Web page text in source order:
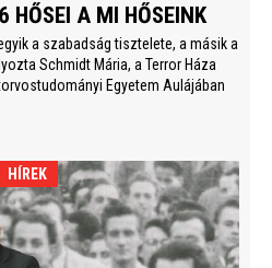
HŐSEI A MI HŐSEINK
a szabadság tisztelete, a másik a
Schmidt Mária, a Terror Háza
Egyetem Aulájában
HÍREK